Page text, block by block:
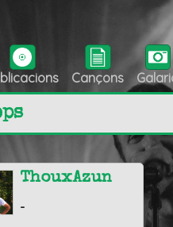
Cançons
ThouxAzun
-